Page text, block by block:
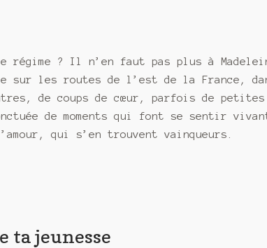
régime ? Il n’en faut pas plus à
sur les routes de l’est de la France,
de coups de cœur, parfois de
de moments qui font se sentir
qui s’en trouvent vainqueurs.
ta jeunesse